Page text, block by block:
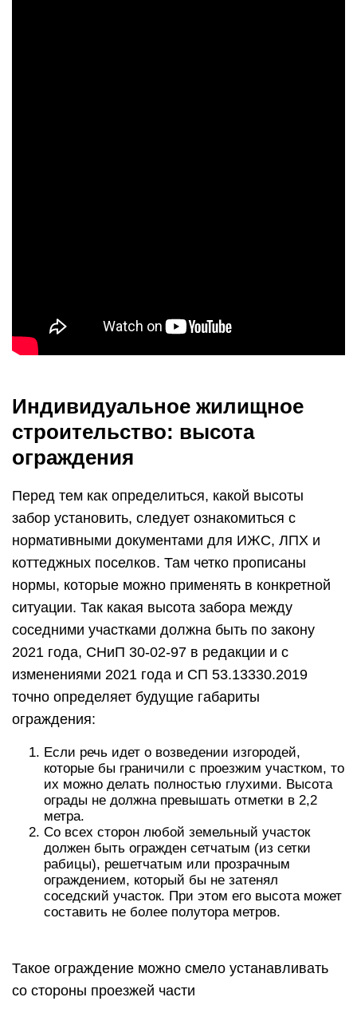
Индивидуальное жилищное
строительство: высота
ограждения
Перед тем как определиться, какой высоты
забор установить, следует ознакомиться с
нормативными документами для ИЖС, ЛПХ и
коттеджных поселков. Там четко прописаны
нормы, которые можно применять в конкретной
ситуации. Так какая высота забора между
соседними участками должна быть по закону
2021 года, СНиП 30-02-97 в редакции и с
изменениями 2021 года и СП 53.13330.2019
точно определяет будущие габариты
ограждения:
Если речь идет о возведении изгородей,
которые бы граничили с проезжим участком, то
их можно делать полностью глухими. Высота
ограды не должна превышать отметки в 2,2
метра.
Со всех сторон любой земельный участок
должен быть огражден сетчатым (из сетки
рабицы), решетчатым или прозрачным
ограждением, который бы не затенял
соседский участок. При этом его высота может
составить не более полутора метров.
Такое ограждение можно смело устанавливать
со стороны проезжей части